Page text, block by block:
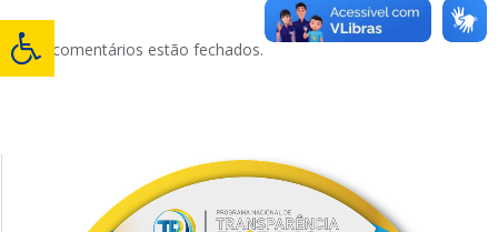
Os comentários estão fechados.